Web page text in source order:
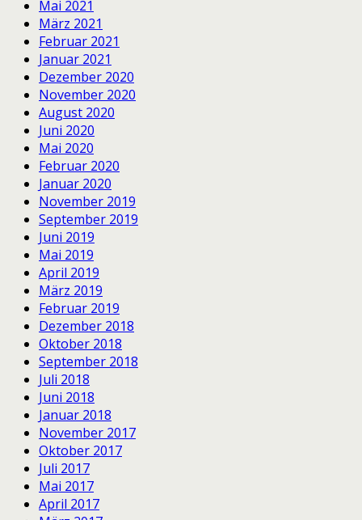
Mai 2021
März 2021
Februar 2021
Januar 2021
Dezember 2020
November 2020
August 2020
Juni 2020
Mai 2020
Februar 2020
Januar 2020
November 2019
September 2019
Juni 2019
Mai 2019
April 2019
März 2019
Februar 2019
Dezember 2018
Oktober 2018
September 2018
Juli 2018
Juni 2018
Januar 2018
November 2017
Oktober 2017
Juli 2017
Mai 2017
April 2017